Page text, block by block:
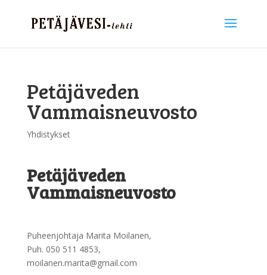
Petäjäveden
Vammaisneuvosto
Yhdistykset
Petäjäveden
Vammaisneuvosto
Puheenjohtaja Marita Moilanen,
Puh. 050 511 4853,
moilanen.marita@gmail.com